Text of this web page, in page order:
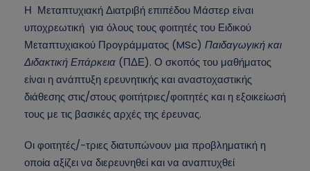
Η Μεταπτυχιακή Διατριβή επιπέδου Μάστερ είναι
υποχρεωτική για όλους τους φοιτητές του Ειδικού
Μεταπτυχιακού Προγράμματος (MSc) Παιδαγωγική και
Διδακτική Επάρκεια (ΠΔΕ). Ο σκοπός του μαθήματος
είναι η ανάπτυξη ερευνητικής και αναστοχαστικής
διάθεσης στις/στους φοιτήτριες/φοιτητές και η εξοικείωσή
τους με τις βασικές αρχές της έρευνας.
Οι φοιτητές/-τριες διατυπώνουν μια προβληματική η
οποία αξίζει να διερευνηθεί και να αναπτυχθεί